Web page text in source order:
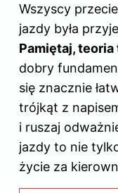
Wszyscy
jazdy była
Pamiętaj,
dobry
się znacznie
trójkąt z
i ruszaj
jazdy to nie
życie za